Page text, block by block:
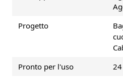
Progetto
Pronto per l'uso